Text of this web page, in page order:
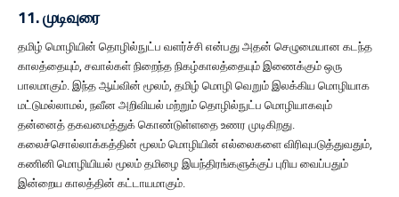
11. முடிவுரை
தமிழ் மொழியின் தொழில்நுட்ப வளர்ச்சி என்பது அதன் செழுமையான கடந்த
காலத்தையும், சவால்கள் நிறைந்த நிகழ்காலத்தையும் இணைக்கும் ஒரு
பாலமாகும். இந்த ஆய்வின் மூலம், தமிழ் மொழி வெறும் இலக்கிய மொழியாக
மட்டுமல்லாமல், நவீன அறிவியல் மற்றும் தொழில்நுட்ப மொழியாகவும்
தன்னைத் தகவமைத்துக் கொண்டுள்ளதை உணர முடிகிறது.
கலைச்சொல்லாக்கத்தின் மூலம் மொழியின் எல்லைகளை விரிவுபடுத்துவதும்,
கணினி மொழியியல் மூலம் தமிழை இயந்திரங்களுக்குப் புரிய வைப்பதும்
இன்றைய காலத்தின் கட்டாயமாகும்.